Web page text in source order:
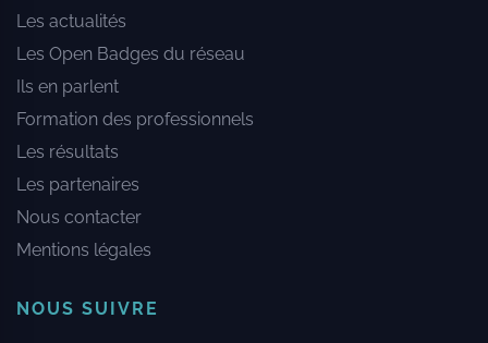
Les actualités
Les Open Badges du réseau
Ils en parlent
Formation des professionnels
Les résultats
Les partenaires
Nous contacter
Mentions légales
NOUS SUIVRE